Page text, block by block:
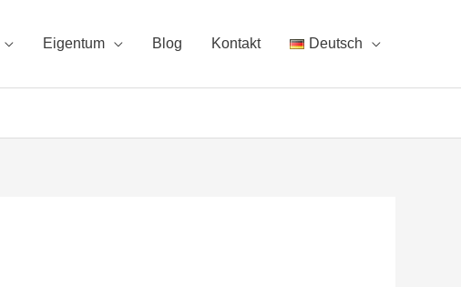
Eigentum Blog Kontakt Deutsch